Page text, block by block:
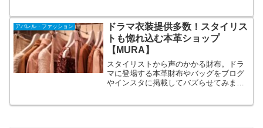
る。ナイトブラ、骨盤ガードル、着圧レ
ギンス、ボディーシェイパーなど
アパレル・ファッション
ドラマ衣装提供多数！スタイリス
トも惚れ込む本革ショップ
【MURA】
スタイリストから声のかかる財布。ドラ
マに登場する本革財布やバッグをブログ
やインスタに掲載してバズらせてみませ